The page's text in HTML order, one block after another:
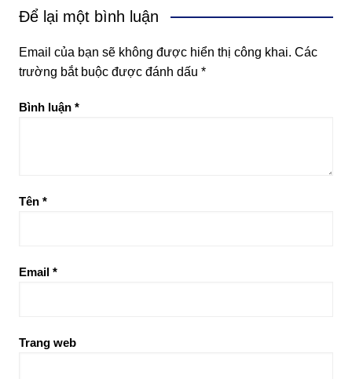
Để lại một bình luận
Email của bạn sẽ không được hiển thị công khai. Các
trường bắt buộc được đánh dấu *
Bình luận *
Tên *
Email *
Trang web